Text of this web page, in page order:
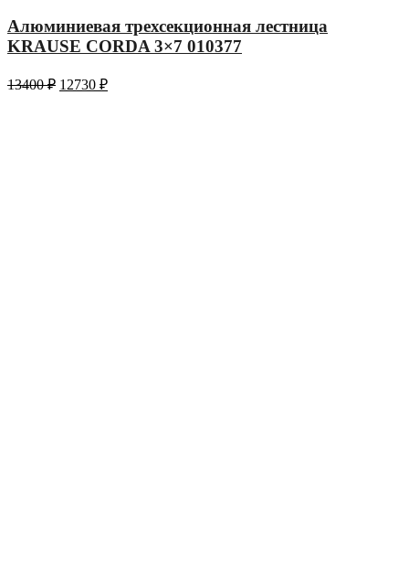
Алюминиевая трехсекционная лестница
KRAUSE CORDA 3×7 010377
13400₽ 12730 ₽